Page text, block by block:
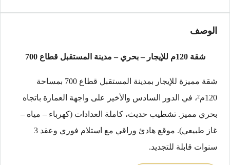
الوصف
شقة 120م للإيجار – بحري – مدينة المستقبل قطاع 700
شقة مميزة للإيجار بمدينة المستقبل قطاع 700 بمساحة
120م²، في الدور السادس والأخير على واجهة العمارة باتجاه
بحري مميز. تشطيب حديث، كاملة العدادات (كهرباء – مياه –
غاز طبيعي). موقع هادئ وراقي مع استلام فوري وعقد 3
سنوات قابلة للتجديد.